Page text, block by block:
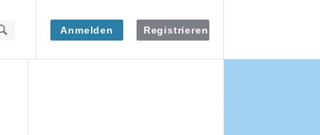
Anmelden Registrieren
Seitenleiste